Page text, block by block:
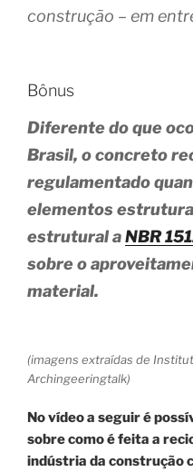
construção – em
Bônus
Diferente do que
Brasil, o concreto
regulamentado
elementos
estrutural aNBR
sobre o
material.
(imagens extraídas de
Archingeeringtalk)
No vídeo a seguir é
sobre como é feita a
indústria da construção